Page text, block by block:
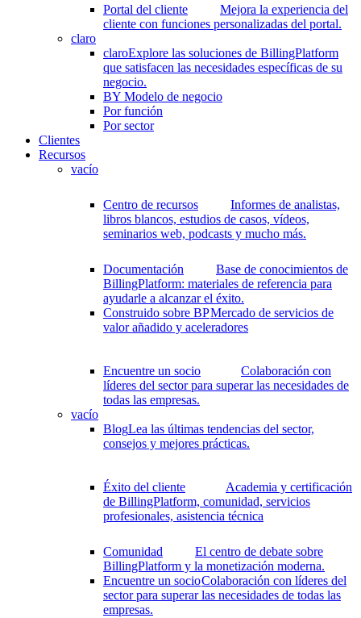
Portal del cliente
Mejora la experiencia del
cliente con funciones personalizadas del portal.
claro
claroExplore las soluciones de BillingPlatform
que satisfacen las necesidades específicas de su
negocio.
BY Modelo de negocio
Por función
Por sector
Clientes
Recursos
vacío
Centro de recursos
Informes de analistas,
libros blancos, estudios de casos, vídeos,
seminarios web, podcasts y mucho más.
Documentación
Base de conocimientos de
BillingPlatform: materiales de referencia para
ayudarle a alcanzar el éxito.
Construido sobre BPMercado de servicios de
valor añadido y aceleradores
Encuentre un socio
Colaboración con
líderes del sector para superar las necesidades de
todas las empresas.
vacío
BlogLea las últimas tendencias del sector,
consejos y mejores prácticas.
Éxito del cliente
Academia y certificación
de BillingPlatform, comunidad, servicios
profesionales, asistencia técnica
Comunidad
El centro de debate sobre
BillingPlatform y la monetización moderna.
Encuentre un socioColaboración con líderes del
sector para superar las necesidades de todas las
empresas.